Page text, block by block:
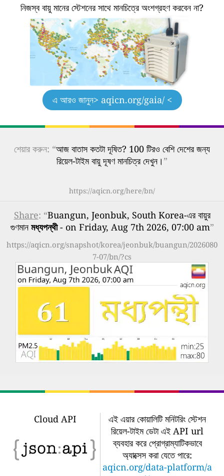
নিজস্ব বায়ু মানের স্টেশনের সাথে মানচিত্রে অংশগ্রহণ করবেন না?
এ আরও জানুন> aqicn.org/gaia/ <
শেয়ার করুন: “আজ বাতাস কতটা দূষিত? 100 টিরও বেশি দেশের জন্য
রিয়েল-টাইম বায়ু দূষণ মানচিত্র দেখুন।”
https://aqicn.org/here/bn/
Share: “Buangun, Jeonbuk, South Korea-এর বায়ুর
গুণমান মধ্যপন্থী- on Friday, Aug 7th 2026, 07:00 am”
https://aqicn.org/snapshot/korea/jeonbuk/buangun/2026080
7-07/bn/?cs
Cloud API
এই এয়ার কোয়ালিটি মনিটরিং স্টেশন
রিয়েল-টাইম ডেটা এই API url
ব্যবহার করে প্রোগ্রাম্যাটিকভাবে
অ্যাক্সেস করা যেতে পারে:
aqicn.org/data-platform/a